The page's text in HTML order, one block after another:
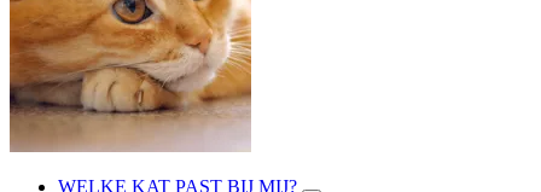
WELKE KAT PAST BIJ MIJ?